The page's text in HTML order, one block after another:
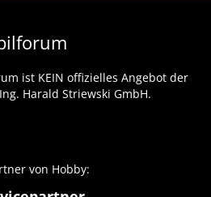
ist KEIN offizielles Angebot der
Harald Striewski GmbH.
von Hobby: